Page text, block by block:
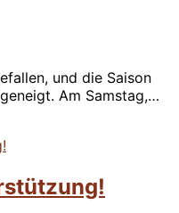
und die Saison
Am Samstag,…